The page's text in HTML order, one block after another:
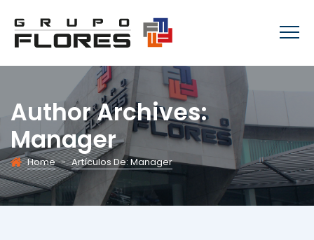
Author Archives:
Manager
Home - Artículos De: Manager